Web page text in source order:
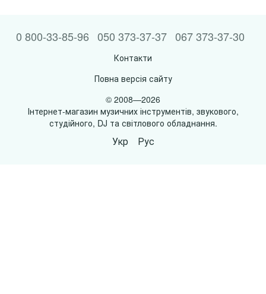
0 800-33-85-96 050 373-37-37 067 373-37-30
Контакти
Повна версія сайту
© 2008—2026
Інтернет-магазин музичних інструментів, звукового,
студійного, DJ та світлового обладнання.
Укр Рус